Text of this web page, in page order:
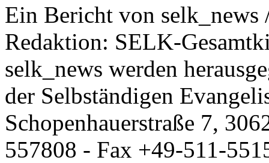
Ein Bericht von selk_news
Redaktion: SELK-
selk_news werden
der Selbständigen
Schopenhauerstraße 7,
557808 - Fax +49-511-